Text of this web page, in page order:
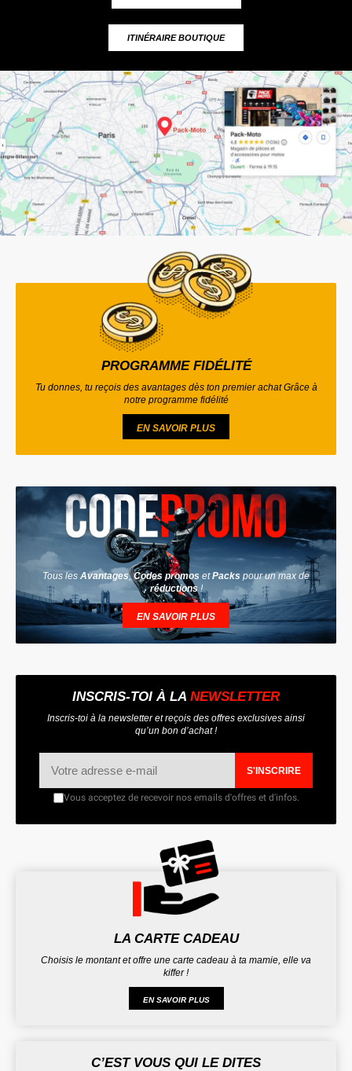
ITINÉRAIRE BOUTIQUE
PROGRAMME FIDÉLITÉ
Tu donnes, tu reçois des avantages dès ton premier achat Grâce à
notre programme fidélité
EN SAVOIR PLUS
Tous les Avantages,Codes promos etPacks pour un max de
réductions !
EN SAVOIR PLUS
INSCRIS-TOI À LA NEWSLETTER
Inscris-toi à la newsletter et reçois des offres exclusives ainsi
qu’un bon d’achat !
S'INSCRIRE
Vous acceptez de recevoir nos emails d'offres et d'infos.
LA CARTE CADEAU
Choisis le montant et offre une carte cadeau à ta mamie, elle va
kiffer !
EN SAVOIR PLUS
C’EST VOUS QUI LE DITES